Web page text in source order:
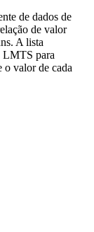
de dados de
de valor
A lista
LMTS para
o valor de cada